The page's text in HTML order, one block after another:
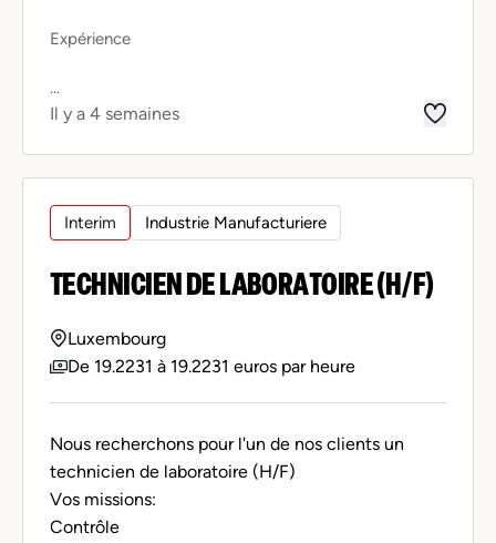
Expérience
...
Il y a 4 semaines
Interim Industrie Manufacturiere
TECHNICIEN DE LABORATOIRE (H/F)
Luxembourg
De 19.2231 à 19.2231 euros par heure
Nous recherchons pour l'un de nos clients un
technicien de laboratoire (H/F)
Vos missions:
Contrôle